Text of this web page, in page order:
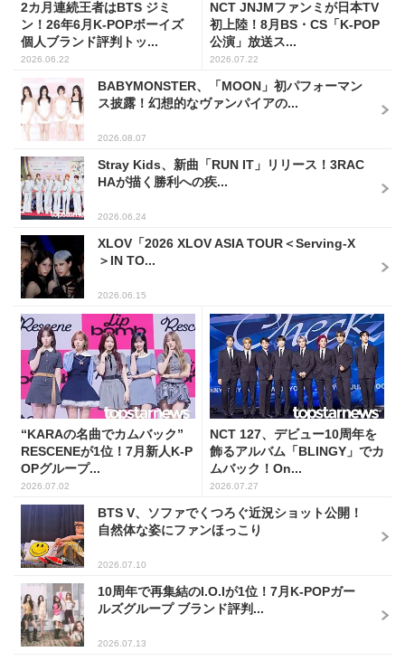
2カ月連続王者はBTS ジミ
ン！26年6月K-POPボーイズ
個人ブランド評判トッ...
2026.06.22
NCT JNJMファンミが日本TV
初上陸！8月BS・CS「K-POP
公演」放送ス...
2026.07.22
BABYMONSTER、「MOON」初パフォーマン
ス披露！幻想的なヴァンパイアの...
2026.08.07
Stray Kids、新曲「RUN IT」リリース！3RAC
HAが描く勝利への疾...
2026.06.24
XLOV「2026 XLOV ASIA TOUR＜Serving-X
＞IN TO...
2026.06.15
“KARAの名曲でカムバック”
RESCENEが1位！7月新人K-P
OPグループ...
2026.07.02
NCT 127、デビュー10周年を
飾るアルバム「BLINGY」でカ
ムバック！On...
2026.07.27
BTS V、ソファでくつろぐ近況ショット公開！
自然体な姿にファンほっこり
2026.07.10
10周年で再集結のI.O.Iが1位！7月K-POPガー
ルズグループ ブランド評判...
2026.07.13